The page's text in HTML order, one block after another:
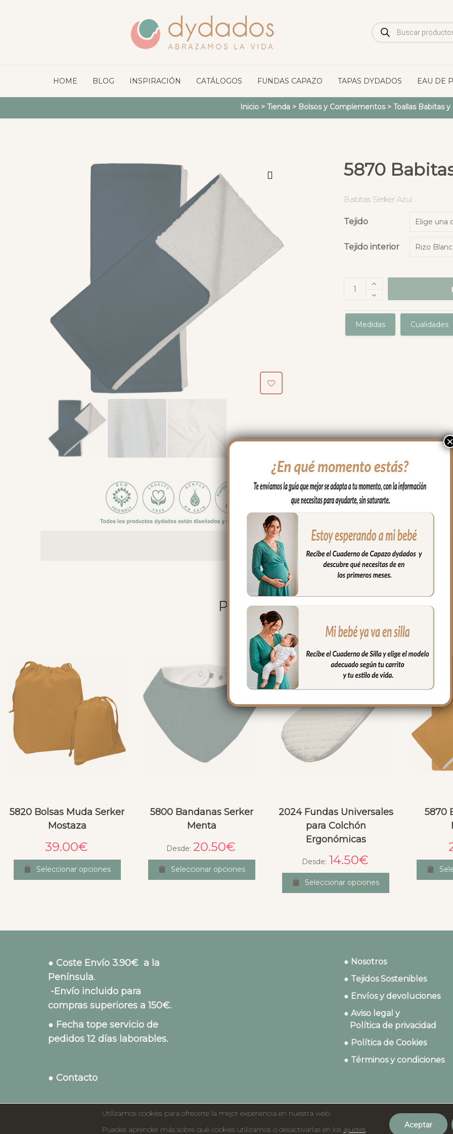
de
productos
HOME BLOG INSPIRACIÓN CATÁLOGOS FUNDAS CAPAZO TAPAS DYDADOS EAU DE
Inicio> Tienda> Bolsos y Complementos> Toallas Babitas
5870
Babitas Serker Azul
Tejido
Tejido interior
Medidas Cualidades
PRODUCTOS RELACIONADOS
5820 Bolsas Muda Serker
Mostaza
39.00€
Seleccionar opciones
5800 Bandanas Serker
Menta
Desde: 20.50€
Seleccionar opciones
2024 Fundas Universales
para Colchón
Ergonómicas
Desde: 14.50€
Seleccionar opciones
5870
● Coste Envío 3.90€ a la
Península.
-Envío incluido para
compras superiores a 150€.
● Fecha tope servicio de
pedidos 12 días laborables.
● Contacto
● Nosotros
● Tejidos Sostenibles
● Envíos y devoluciones
● Aviso legal y
Política de privacidad
● Política de Cookies
● Términos y condiciones
©2023 Dydados
×
Utilizamos cookies para ofrecerte la mejor experiencia en nuestra web.
Puedes aprender más sobre qué cookies utilizamos o desactivarlas en los ajustes. Aceptar